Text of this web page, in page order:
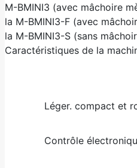
M-BMINI3 (avec mâchoire
la M-BMINI3-F (avec
la M-BMINI3-S (sans
Caractéristiques de la
Léger. compact et
Contrôle